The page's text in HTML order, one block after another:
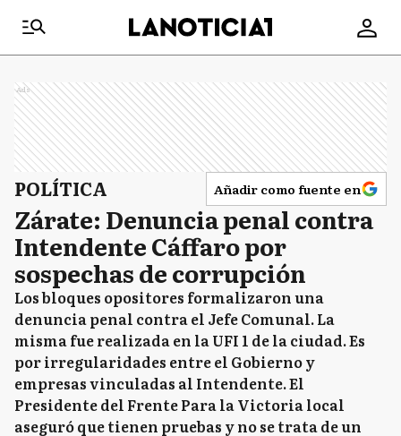
Ads
POLÍTICA Añadir como fuente en
Zárate: Denuncia penal contra
Intendente Cáffaro por
sospechas de corrupción
Los bloques opositores formalizaron una
denuncia penal contra el Jefe Comunal. La
misma fue realizada en la UFI 1 de la ciudad. Es
por irregularidades entre el Gobierno y
empresas vinculadas al Intendente. El
Presidente del Frente Para la Victoria local
aseguró que tienen pruebas y no se trata de un